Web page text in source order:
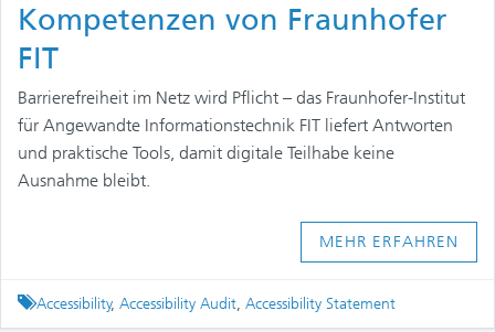
Kompetenzen von Fraunhofer
FIT
Barrierefreiheit im Netz wird Pflicht – das Fraunhofer-Institut
für Angewandte Informationstechnik FIT liefert Antworten
und praktische Tools, damit digitale Teilhabe keine
Ausnahme bleibt.
MEHR ERFAHREN
Tagged
Accessibility, Accessibility Audit, Accessibility Statement